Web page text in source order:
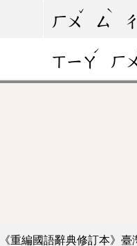
ㄏㄨ
ˇ
ㄙ
ˋ
ㄒㄧㄚ
ˊ
ㄏ
《重編國語辭典修訂本》